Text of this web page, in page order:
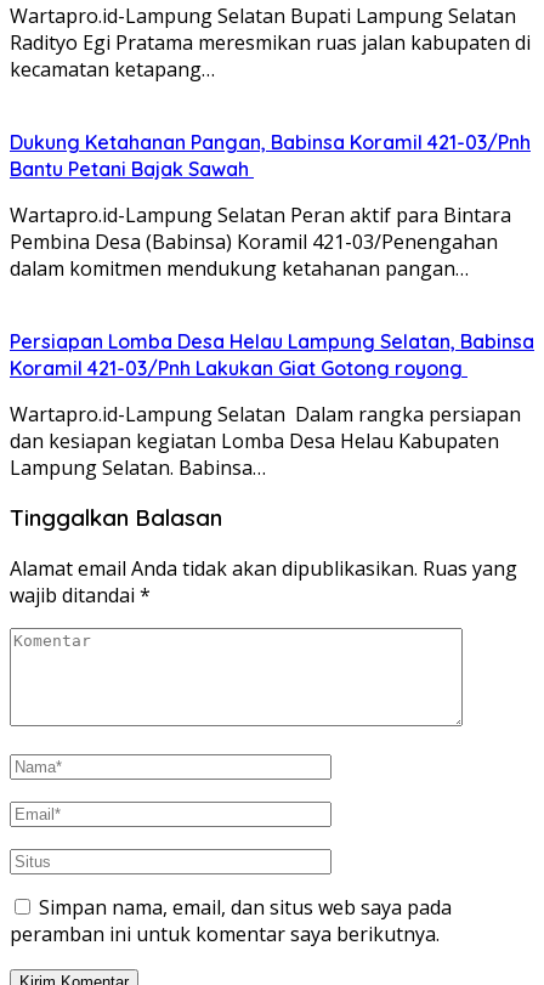
Wartapro.id-Lampung Selatan Bupati Lampung Selatan
Radityo Egi Pratama meresmikan ruas jalan kabupaten di
kecamatan ketapang…
Dukung Ketahanan Pangan, Babinsa Koramil 421-03/Pnh
Bantu Petani Bajak Sawah
Wartapro.id-Lampung Selatan Peran aktif para Bintara
Pembina Desa (Babinsa) Koramil 421-03/Penengahan
dalam komitmen mendukung ketahanan pangan…
Persiapan Lomba Desa Helau Lampung Selatan, Babinsa
Koramil 421-03/Pnh Lakukan Giat Gotong royong
Wartapro.id-Lampung Selatan Dalam rangka persiapan
dan kesiapan kegiatan Lomba Desa Helau Kabupaten
Lampung Selatan. Babinsa…
Tinggalkan Balasan
Alamat email Anda tidak akan dipublikasikan. Ruas yang
wajib ditandai *
Simpan nama, email, dan situs web saya pada
peramban ini untuk komentar saya berikutnya.